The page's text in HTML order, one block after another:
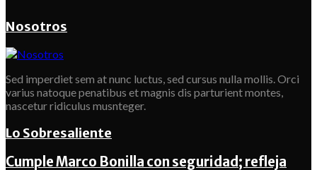
Nosotros
Sed imperdiet sem at nunc luctus, sed cursus nulla mollis. Orci
varius natoque penatibus et magnis dis parturient montes,
nascetur ridiculus musnteger.
Lo Sobresaliente
Cumple Marco Bonilla con seguridad; refleja